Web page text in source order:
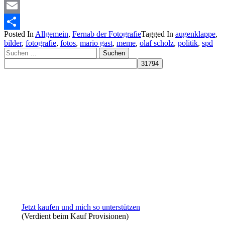
Mastodon
Email
Teilen
Posted In Allgemein, Fernab der FotografieTagged In augenklappe,
bilder, fotografie, fotos, mario gast, meme, olaf scholz, politik, spd
Suchen
nach:
Jetzt kaufen und mich so unterstützen
(Verdient beim Kauf Provisionen)